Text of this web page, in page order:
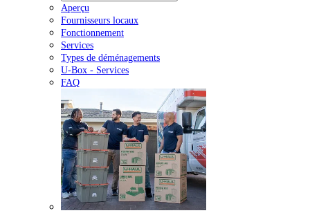
Aperçu
Fournisseurs locaux
Fonctionnement
Services
Types de déménagements
U-Box - Services
FAQ